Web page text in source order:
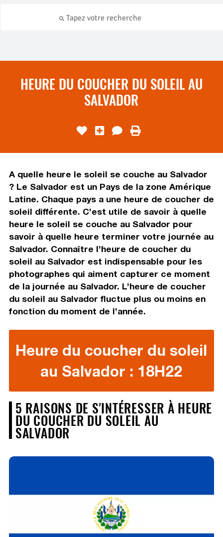
HEURE DU COUCHER DU SOLEIL AU
SALVADOR
A quelle heure le soleil se couche au Salvador
? Le Salvador est un Pays de la zone Amérique
Latine. Chaque pays a une heure de coucher de
soleil différente. C’est utile de savoir à quelle
heure le soleil se couche au Salvador pour
savoir à quelle heure terminer votre journée au
Salvador. Connaître l’heure de coucher du
soleil au Salvador est indispensable pour les
photographes qui aiment capturer ce moment
de la journée au Salvador. L’heure de coucher
du soleil au Salvador fluctue plus ou moins en
fonction du moment de l’année.
Heure du coucher du soleil
au Salvador : 18H22
5 RAISONS DE S'INTÉRESSER À HEURE
DU COUCHER DU SOLEIL AU
SALVADOR